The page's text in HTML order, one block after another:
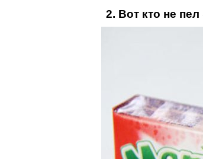
2. Вот кто не